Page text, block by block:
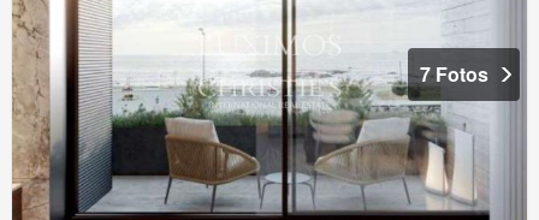
7 Fotos